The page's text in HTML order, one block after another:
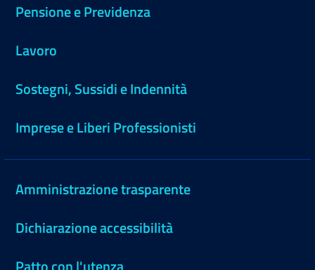
Pensione e Previdenza
Lavoro
Sostegni, Sussidi e Indennità
Imprese e Liberi Professionisti
Amministrazione trasparente
Dichiarazione accessibilità